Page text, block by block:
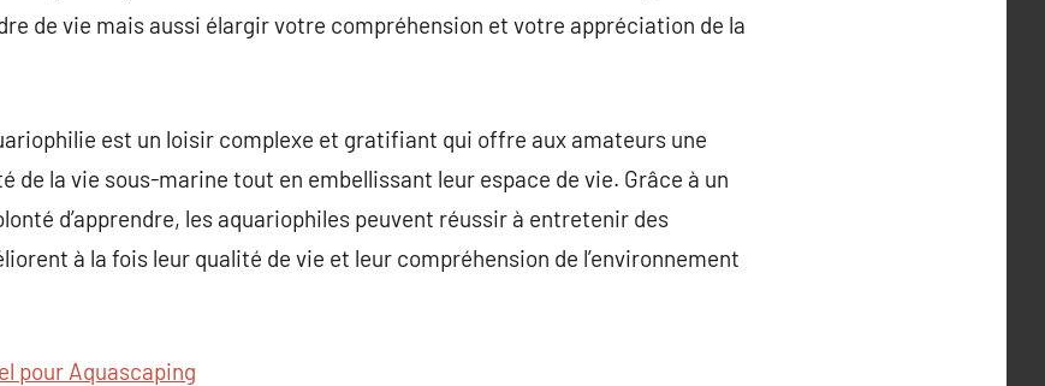
de vie mais aussi élargir votre compréhension et votre appréciation de la
est un loisir complexe et gratifiant qui offre aux amateurs une
de la vie sous-marine tout en embellissant leur espace de vie. Grâce à un
d’apprendre, les aquariophiles peuvent réussir à entretenir des
à la fois leur qualité de vie et leur compréhension de l’environnement
pour Aquascaping